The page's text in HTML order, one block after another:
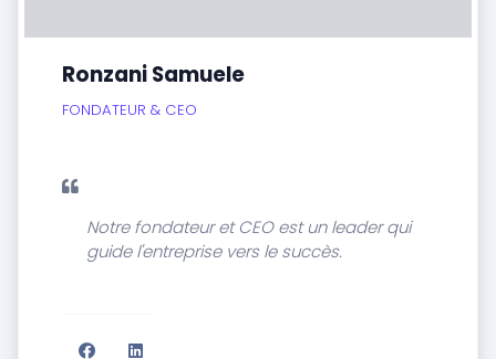
Ronzani Samuele
FONDATEUR & CEO
Notre fondateur et CEO est un leader qui
guide l'entreprise vers le succès.